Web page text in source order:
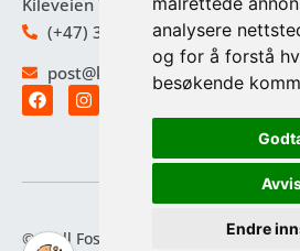
analysere
og for å forstå
besøkende
Endre
(+47) 33 39 62 66
post@kjellfoss.no
© Kjell Foss AS